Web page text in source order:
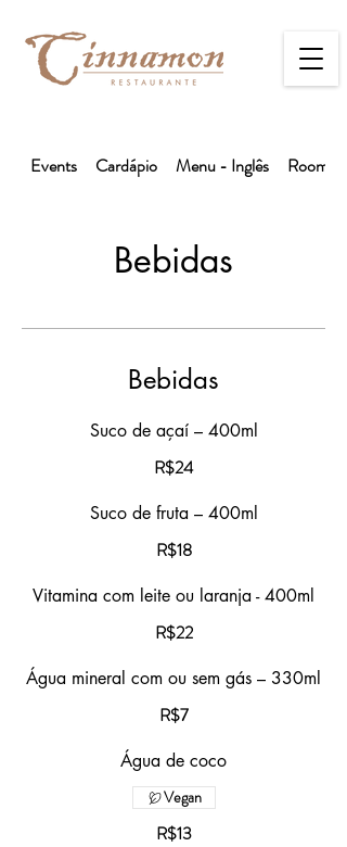
Events Cardápio Menu - Inglês Room
Bebidas
Bebidas
Suco de açaí – 400ml
R$24
Suco de fruta – 400ml
R$18
Vitamina com leite ou laranja - 400ml
R$22
Água mineral com ou sem gás – 330ml
R$7
Água de coco
R$13
Vegan